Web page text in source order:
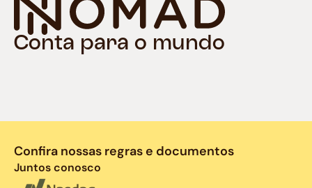
Conta para o mundo
Confira nossas regras e documentos
Juntos conosco